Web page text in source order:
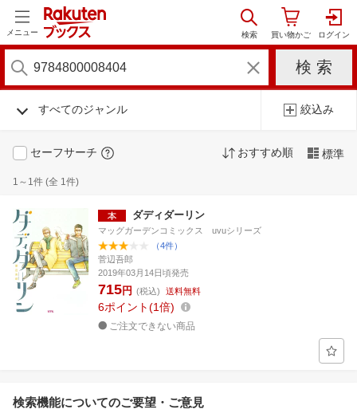
メニュー
すべてのジャンル 絞込み
セーフサーチ おすすめ順 標準
1～1件 (全 1件)
ダディダーリン
マッグガーデンコミックス uvuシリーズ
（4件）
菅辺吾郎
2019年03月14日頃発売
715円 (税込) 送料無料
6ポイント 1倍
ご注文できない商品
検索機能についてのご要望・ご意見